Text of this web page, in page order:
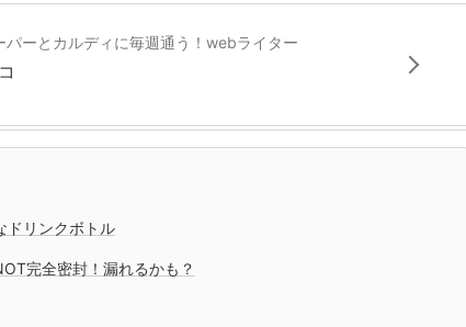
パーとカルディに毎週通う！webライター
ドリンクボトル
完全密封！漏れるかも？